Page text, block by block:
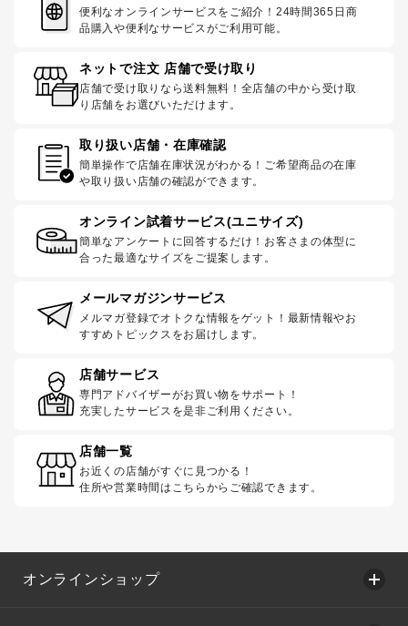
便利なオンラインサービスをご紹介！24時間365日商
品購入や便利なサービスがご利用可能。
ネットで注文 店舗で受け取り
店舗で受け取りなら送料無料！全店舗の中から受け取
り店舗をお選びいただけます。
取り扱い店舗・在庫確認
簡単操作で店舗在庫状況がわかる！ご希望商品の在庫
や取り扱い店舗の確認ができます。
オンライン試着サービス(ユニサイズ)
簡単なアンケートに回答するだけ！お客さまの体型に
合った最適なサイズをご提案します。
メールマガジンサービス
メルマガ登録でオトクな情報をゲット！最新情報やお
すすめトピックスをお届けします。
店舗サービス
専門アドバイザーがお買い物をサポート！
充実したサービスを是非ご利用ください。
店舗一覧
お近くの店舗がすぐに見つかる！
住所や営業時間はこちらからご確認できます。
オンラインショップ